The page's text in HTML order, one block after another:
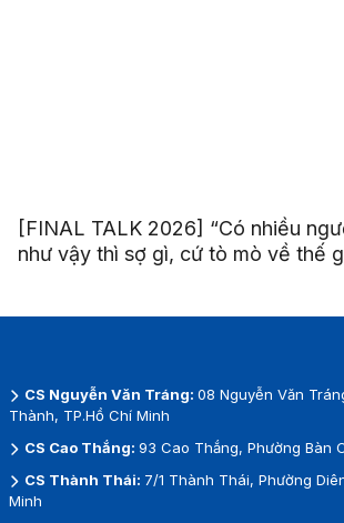
[FINAL TALK 2026] “Có nhiều
như vậy thì sợ gì, cứ tò mò về thế
CS Nguyễn Văn Tráng: 08 Nguyễn Văn
Thành, TP.Hồ Chí Minh
CS Cao Thắng: 93 Cao Thắng, Phường Bàn
CS Thành Thái: 7/1 Thành Thái, Phường
Minh